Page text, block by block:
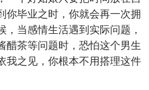
你毕业之时，你就会再一次拥
当感情生活遇到实际问题，
醋茶等问题时，恐怕这个男生
我之见，你根本不用搭理这件